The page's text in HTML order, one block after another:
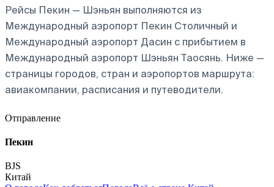
Рейсы Пекин — Шэньян выполняются из
Международный аэропорт Пекин Столичный и
Международный аэропорт Дасин с прибытием в
Международный аэропорт Шэньян Таосянь. Ниже —
страницы городов, стран и аэропортов маршрута:
авиакомпании, расписания и путеводители.
Отправление
Пекин
BJS
Китай